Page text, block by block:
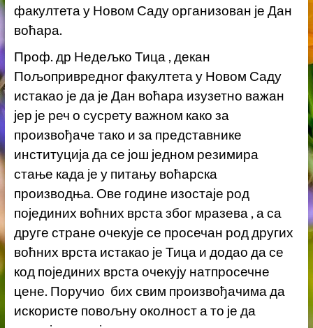
факултета у Новом Саду организован је Дан
воћара.
Проф. др Недељко Тица , декан
Пољопривредног факултета у Новом Саду
истакао је да је Дан воћара изузетно важан
јер је реч о сусрету важном како за
произвођаче тако и за представнике
институција да се још једном резимира
стање када је у питању воћарска
производња. Ове године изостаје род
појединих воћних врста због мразева , а са
друге стране очекује се просечан род других
воћних врста истакао је Тица и додао да се
код појединих врста очекују натпросечне
цене. Поручио бих свим произвођачима да
искористе повољну околност а то је да